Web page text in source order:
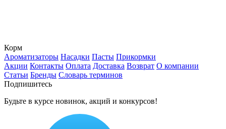
Корм
Ароматизаторы Насадки Пасты Прикормки
Акции Контакты Оплата Доставка Возврат О компании
Статьи Бренды Словарь терминов
Подпишитесь
Будьте в курсе новинок, акций и конкурсов!